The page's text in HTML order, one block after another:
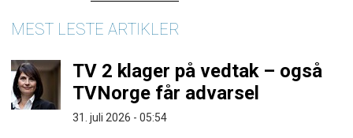
MEST LESTE ARTIKLER
TV 2 klager på vedtak – også
TVNorge får advarsel
31. juli 2026 - 05:54